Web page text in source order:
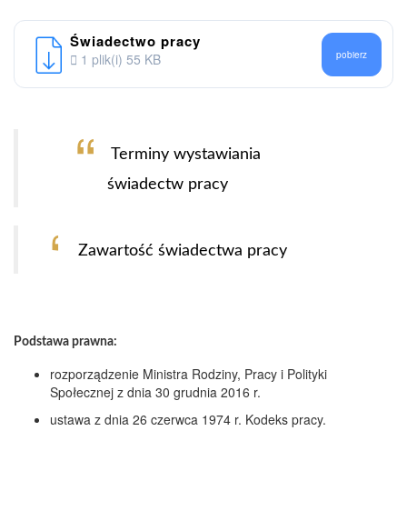
Świadectwo pracy
1 plik(i) 55 KB pobierz
Terminy wystawiania
świadectw pracy
Zawartość świadectwa pracy
Podstawa prawna:
rozporządzenie Ministra Rodziny, Pracy i Polityki
Społecznej z dnia 30 grudnia 2016 r.
ustawa z dnia 26 czerwca 1974 r. Kodeks pracy.